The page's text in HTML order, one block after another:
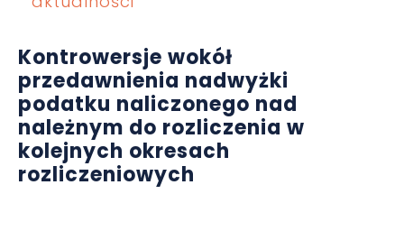
Kontrowersje wokół
przedawnienia nadwyżki
podatku naliczonego nad
należnym do rozliczenia w
kolejnych okresach
rozliczeniowych